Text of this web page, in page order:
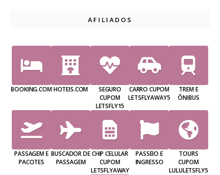
AFILIADOS
BOOKING.COMHOTEIS.COM
SEGURO
CUPOM
LETSFLY15
CARRO CUPOM
LETSFLYAWAY5
TREM E
ÔNIBUS
PASSAGEM E
PACOTES
BUSCADOR DE
PASSAGEM
CHIP CELULAR
CUPOM
LETSFLYAWAY
PASSEIO E
INGRESSO
TOURS
CUPOM
LULULETSFLY5